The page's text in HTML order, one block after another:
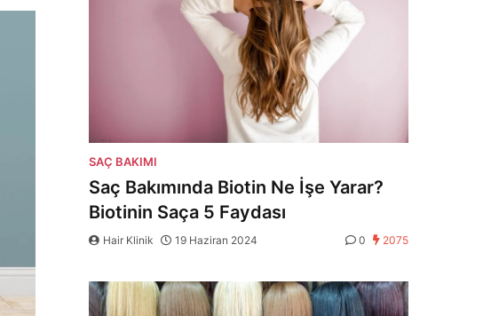
SAÇ BAKIMI
Saç Bakımında Biotin Ne İşe Yarar?
Biotinin Saça 5 Faydası
Hair Klinik 19 Haziran 2024 0 2075